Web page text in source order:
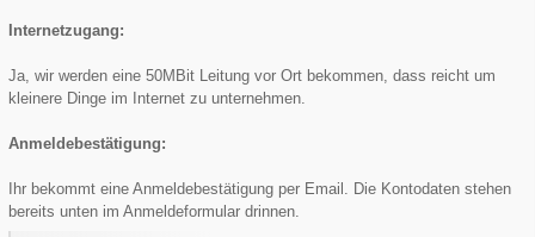
Internetzugang:
Ja, wir werden eine 50MBit Leitung vor Ort bekommen, dass reicht um
kleinere Dinge im Internet zu unternehmen.
Anmeldebestätigung:
Ihr bekommt eine Anmeldebestätigung per Email. Die Kontodaten stehen
bereits unten im Anmeldeformular drinnen.